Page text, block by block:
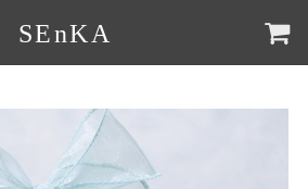
SEnKA